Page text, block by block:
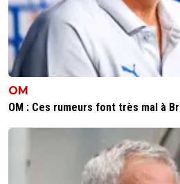
OM
OM : Ces rumeurs font très mal à